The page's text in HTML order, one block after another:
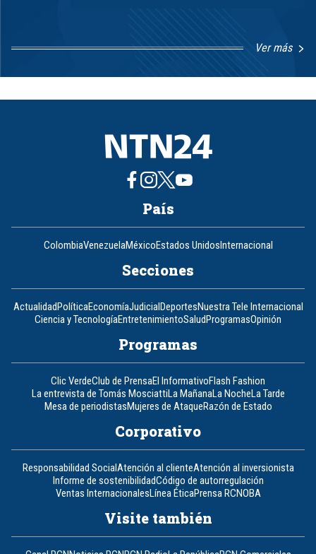
Ver más
1
8
País
ColombiaVenezuelaMéxicoEstados UnidosInternacional
Secciones
ActualidadPolíticaEconomíaJudicialDeportesNuestra Tele Internacional
Ciencia y TecnologíaEntretenimientoSaludProgramasOpinión
Programas
Clic VerdeClub de PrensaEl InformativoFlash Fashion
La entrevista de Tomás MosciattiLa MañanaLa NocheLa Tarde
Mesa de periodistasMujeres de AtaqueRazón de Estado
Corporativo
Responsabilidad SocialAtención al clienteAtención al inversionista
Informe de sostenibilidadCódigo de autorregulación
Ventas InternacionalesLínea ÉticaPrensa RCNOBA
Visite también